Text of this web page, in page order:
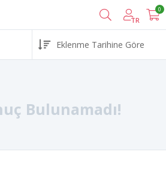
TR
0
Bulunamadı!